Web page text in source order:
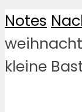
Notes
kleine